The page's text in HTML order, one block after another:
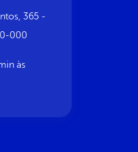
365 -
000
às